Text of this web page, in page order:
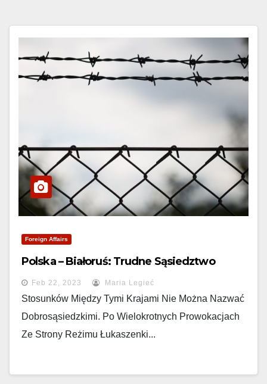
Foreign Affairs
Polska – Białoruś: Trudne Sąsiedztwo
Feb 22, 2023 Maria Legieć
Stosunków Między Tymi Krajami Nie Można Nazwać
Dobrosąsiedzkimi. Po Wielokrotnych Prowokacjach
Ze Strony Reżimu Łukaszenki...